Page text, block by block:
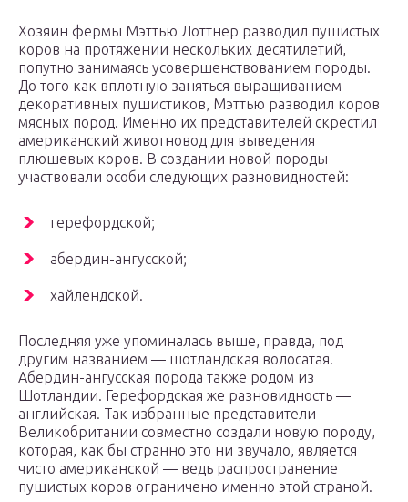
Хозяин фермы Мэттью Лоттнер разводил пушистых
коров на протяжении нескольких десятилетий,
попутно занимаясь усовершенствованием породы.
До того как вплотную заняться выращиванием
декоративных пушистиков, Мэттью разводил коров
мясных пород. Именно их представителей скрестил
американский животновод для выведения
плюшевых коров. В создании новой породы
участвовали особи следующих разновидностей:
герефордской;
абердин-ангусской;
хайлендской.
Последняя уже упоминалась выше, правда, под
другим названием — шотландская волосатая.
Абердин-ангусская порода также родом из
Шотландии. Герефордская же разновидность —
английская. Так избранные представители
Великобритании совместно создали новую породу,
которая, как бы странно это ни звучало, является
чисто американской — ведь распространение
пушистых коров ограничено именно этой страной.